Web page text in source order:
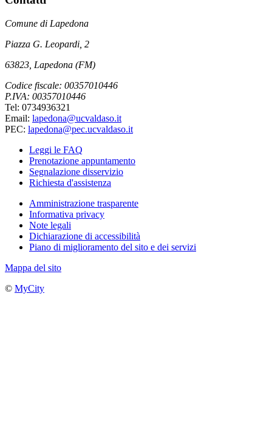
Comune di Lapedona
Piazza G. Leopardi, 2
63823, Lapedona (FM)
Codice fiscale: 00357010446
P.IVA: 00357010446
Tel: 0734936321
Email: lapedona@ucvaldaso.it
PEC: lapedona@pec.ucvaldaso.it
Leggi le FAQ
Prenotazione appuntamento
Segnalazione disservizio
Richiesta d'assistenza
Amministrazione trasparente
Informativa privacy
Note legali
Dichiarazione di accessibilità
Piano di miglioramento del sito e dei servizi
Mappa del sito
© MyCity